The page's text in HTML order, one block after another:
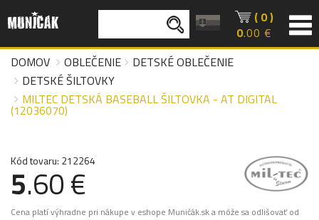
( 0 )
0.00 €
DOMOV
OBLEČENIE
DETSKÉ OBLEČENIE
DETSKÉ ŠILTOVKY
MILTEC DETSKÁ BASEBALL ŠILTOVKA - AT DIGITAL
(12036070)
Kód tovaru: 212264
5.60 €
Cena platí výhradne pri nákupe v eshope Muničák.sk a môže sa odlišovať od